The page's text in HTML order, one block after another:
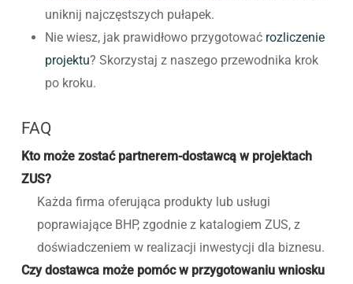
uniknij najczęstszych pułapek.
Nie wiesz, jak prawidłowo przygotować rozliczenie
projektu? Skorzystaj z naszego przewodnika krok
po kroku.
FAQ
Kto może zostać partnerem-dostawcą w projektach
ZUS?
Każda firma oferująca produkty lub usługi
poprawiające BHP, zgodnie z katalogiem ZUS, z
doświadczeniem w realizacji inwestycji dla biznesu.
Czy dostawca może pomóc w przygotowaniu wniosku